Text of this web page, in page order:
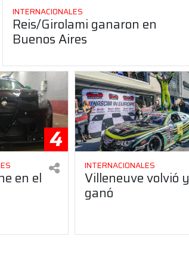
INTERNACIONALES
Reis/Girolami ganaron en
Buenos Aires
4
en el
INTERNACIONALES
Villeneuve volvió y
ganó